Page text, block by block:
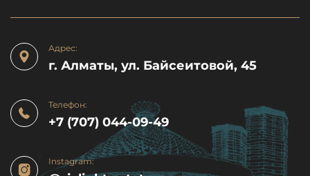
Адрес:
г. Алматы, ул. Байсеитовой, 45
Телефон:
+7 (707) 044-09-49
Instagram: